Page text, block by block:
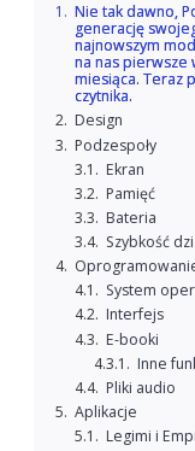
Nie tak dawno,
generację
najnowszym
na nas pierwsze
miesiąca. Teraz
czytnika.
Design
Podzespoły
Ekran
Pamięć
Bateria
Szybkość
System
Interfejs
E-booki
Inne
Pliki audio
Aplikacje
Legimi i